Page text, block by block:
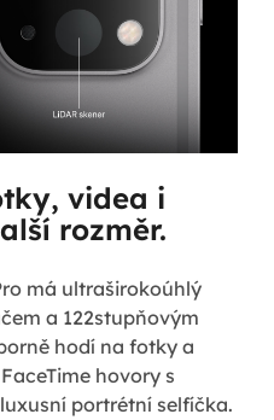
videa i
rozměr.
má ultraširokoúhlý
a 122stupňovým
hodí na fotky a
hovory s
portrétní selfíčka.